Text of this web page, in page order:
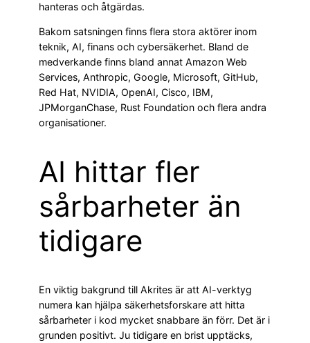
hanteras och åtgärdas.
Bakom satsningen finns flera stora aktörer inom
teknik, AI, finans och cybersäkerhet. Bland de
medverkande finns bland annat Amazon Web
Services, Anthropic, Google, Microsoft, GitHub,
Red Hat, NVIDIA, OpenAI, Cisco, IBM,
JPMorganChase, Rust Foundation och flera andra
organisationer.
AI hittar fler
sårbarheter än
tidigare
En viktig bakgrund till Akrites är att AI-verktyg
numera kan hjälpa säkerhetsforskare att hitta
sårbarheter i kod mycket snabbare än förr. Det är i
grunden positivt. Ju tidigare en brist upptäcks,